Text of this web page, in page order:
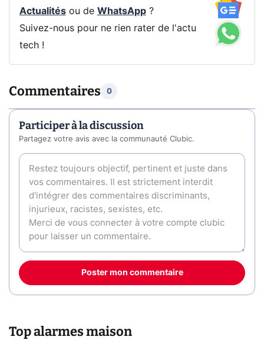
Actualitésou de WhatsApp?
Suivez-nous pour ne rien rater de l'actu
tech !
Commentaires 0
Participer à la discussion
Partagez votre avis avec la communauté Clubic.
Poster mon commentaire
Top alarmes maison